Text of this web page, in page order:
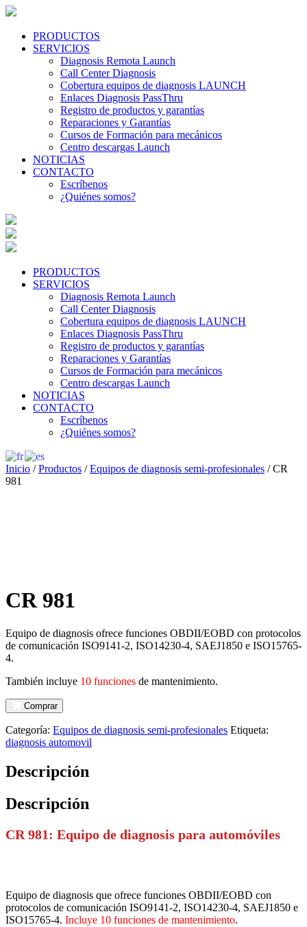
PRODUCTOS
SERVICIOS
Diagnosis Remota Launch
Call Center Diagnosis
Cobertura equipos de diagnosis LAUNCH
Enlaces Diagnosis PassThru
Registro de productos y garantías
Reparaciones y Garantías
Cursos de Formación para mecánicos
Centro descargas Launch
NOTICIAS
CONTACTO
Escríbenos
¿Quiénes somos?
PRODUCTOS
SERVICIOS
Diagnosis Remota Launch
Call Center Diagnosis
Cobertura equipos de diagnosis LAUNCH
Enlaces Diagnosis PassThru
Registro de productos y garantías
Reparaciones y Garantías
Cursos de Formación para mecánicos
Centro descargas Launch
NOTICIAS
CONTACTO
Escríbenos
¿Quiénes somos?
Inicio /Productos /Equipos de diagnosis semi-profesionales / CR
981
CR 981
Equipo de diagnosis ofrece funciones OBDII/EOBD con protocolos
de comunicación ISO9141-2, ISO14230-4, SAEJ1850 e ISO15765-
4.
También incluye 10 funciones de mantenimiento.
Comprar
Categoría: Equipos de diagnosis semi-profesionales Etiqueta:
diagnosis automovil
Descripción
Descripción
CR 981: Equipo de diagnosis para automóviles
Equipo de diagnosis que ofrece funciones OBDII/EOBD con
protocolos de comunicación ISO9141-2, ISO14230-4, SAEJ1850 e
ISO15765-4. Incluye 10 funciones de mantenimiento.